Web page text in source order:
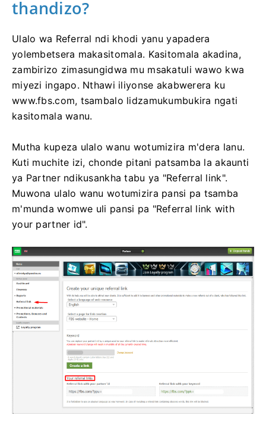
thandizo?
Ulalo wa Referral ndi khodi yanu yapadera
yolembetsera makasitomala. Kasitomala akadina,
zambirizo zimasungidwa mu msakatuli wawo kwa
miyezi ingapo. Nthawi iliyonse akabwerera ku
www.fbs.com, tsambalo lidzamukumbukira ngati
kasitomala wanu.
Mutha kupeza ulalo wanu wotumizira m'dera lanu.
Kuti muchite izi, chonde pitani patsamba la akaunti
ya Partner ndikusankha tabu ya "Referral link".
Muwona ulalo wanu wotumizira pansi pa tsamba
m'munda womwe uli pansi pa "Referral link with
your partner id".